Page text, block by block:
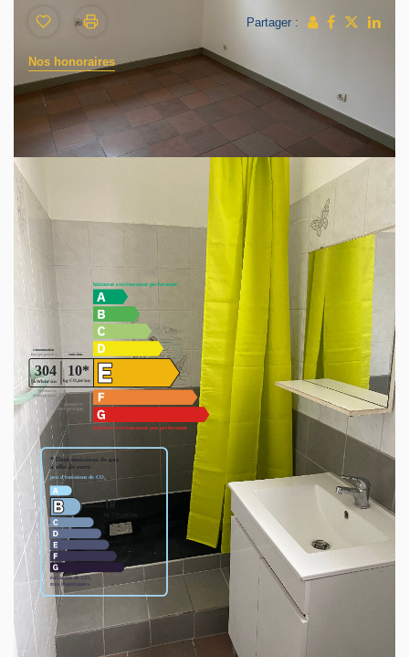
Partager :
Nos honoraires
Sur la commune de ST ROMAIN EN GAL (69560), limite
STE COLOMBE, proche commerces et commodités.
Appartement T3 bis au rez de chaussée. Ce bien
immobilier est composé d'une entrée sur séjour ouvert sur
la cuisine, deux chambres, un espace bureau, salle d'eau
et wc. Une terrasse. Chauffage électrique.
Diagnostics énergétiques
Montant estimé des dépenses annuelles d'énergie pour un
usage standard entre 2050€ et 2820€. Pour la date de
référence 01/01/2021.